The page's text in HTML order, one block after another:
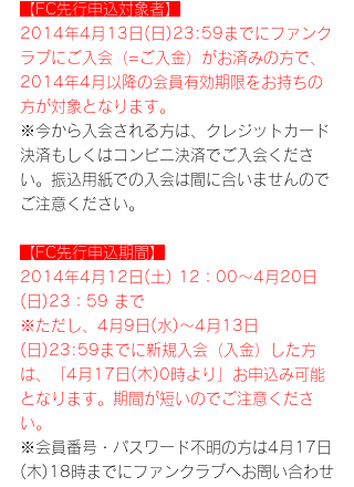
【FC先行申込対象者】
2014年4月13日(日)23:59までにファンク
ラブにご入会（=ご入金）がお済みの方で、
2014年4月以降の会員有効期限をお持ちの
方が対象となります。
※今から入会される方は、クレジットカード
決済もしくはコンビニ決済でご入会くださ
い。振込用紙での入会は間に合いませんので
ご注意ください。
【FC先行申込期間】
2014年4月12日(土) 12：00～4月20日
(日)23：59 まで
※ただし、4月9日(水)～4月13日
(日)23:59までに新規入会（入金）した方
は、「4月17日(木)0時より」お申込み可能
となります。期間が短いのでご注意くださ
い。
※会員番号・パスワード不明の方は4月17日
(木)18時までにファンクラブへお問い合わせ